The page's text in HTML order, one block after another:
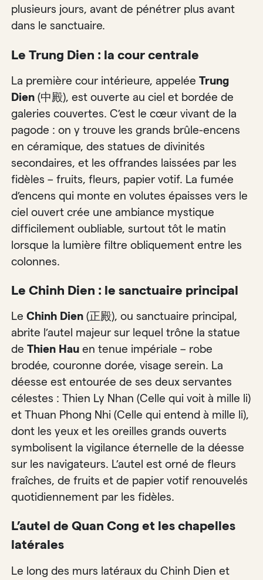
plusieurs jours, avant de pénétrer plus avant
dans le sanctuaire.
Le Trung Dien : la cour centrale
La première cour intérieure, appeléeTrung
Dien (中殿), est ouverte au ciel et bordée de
galeries couvertes. C’est le cœur vivant de la
pagode : on y trouve les grands brûle-encens
en céramique, des statues de divinités
secondaires, et les offrandes laissées par les
fidèles – fruits, fleurs, papier votif. La fumée
d’encens qui monte en volutes épaisses vers le
ciel ouvert crée une ambiance mystique
difficilement oubliable, surtout tôt le matin
lorsque la lumière filtre obliquement entre les
colonnes.
Le Chinh Dien : le sanctuaire principal
LeChinh Dien (正殿), ou sanctuaire principal,
abrite l’autel majeur sur lequel trône la statue
deThien Hau en tenue impériale – robe
brodée, couronne dorée, visage serein. La
déesse est entourée de ses deux servantes
célestes : Thien Ly Nhan (Celle qui voit à mille li)
et Thuan Phong Nhi (Celle qui entend à mille li),
dont les yeux et les oreilles grands ouverts
symbolisent la vigilance éternelle de la déesse
sur les navigateurs. L’autel est orné de fleurs
fraîches, de fruits et de papier votif renouvelés
quotidiennement par les fidèles.
L’autel de Quan Cong et les chapelles
latérales
Le long des murs latéraux du Chinh Dien et